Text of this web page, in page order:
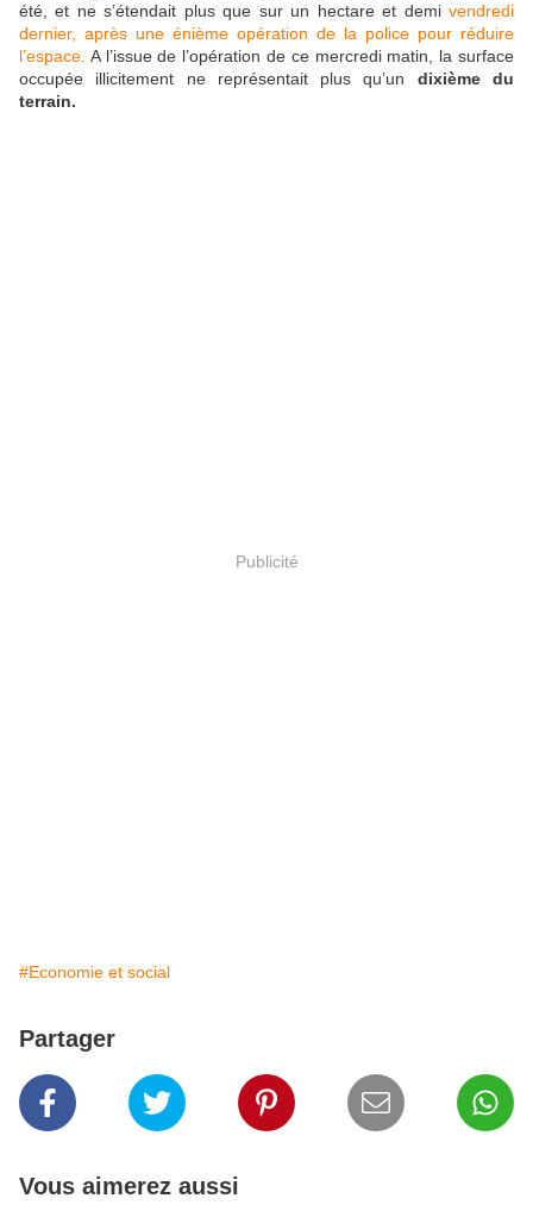
été, et ne s’étendait plus que sur un hectare et demi vendredi
dernier, après une énième opération de la police pour réduire
l’espace. A l’issue de l’opération de ce mercredi matin, la surface
occupée illicitement ne représentait plus qu’un dixième du
terrain.
Publicité
#Economie et social
Partager
Vous aimerez aussi